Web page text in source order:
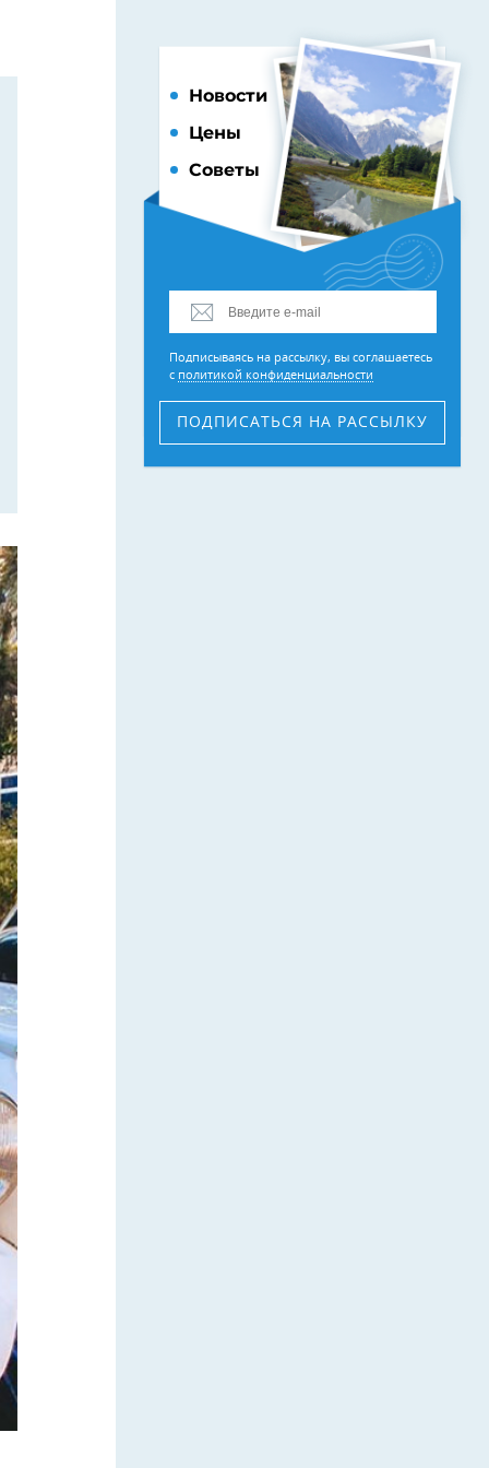
Новости
Цены
Советы
Подписываясь на рассылку, вы соглашаетесь
с политикой конфиденциальности
ПОДПИСАТЬСЯ НА РАССЫЛКУ